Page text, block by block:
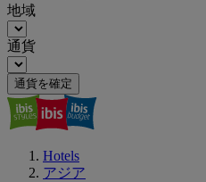
地域
通貨
通貨を確定
Hotels
アジア